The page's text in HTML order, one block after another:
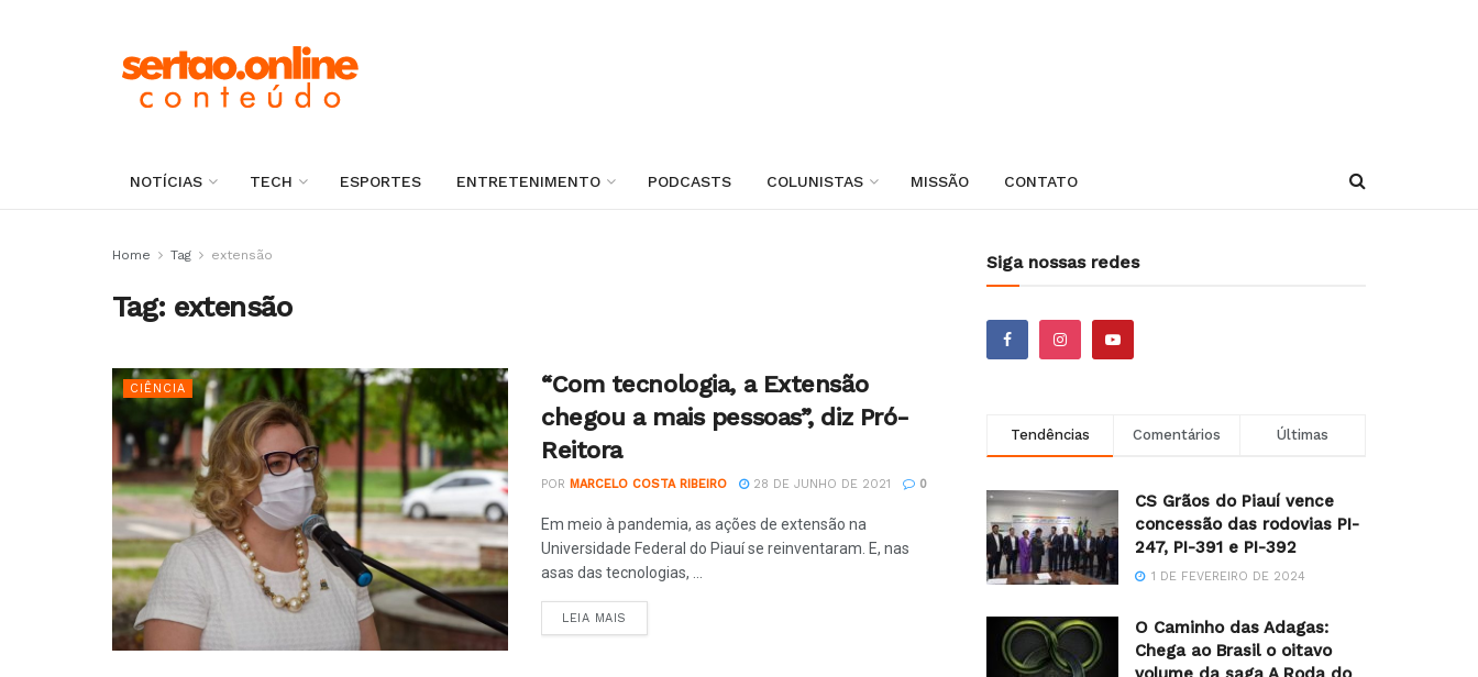
NOTÍCIAS TECH ESPORTES ENTRETENIMENTO PODCASTS COLUNISTAS MISSÃO CONTATO
Home Tag extensão
Tag: extensão
CIÊNCIA
“Com tecnologia, a Extensão
chegou a mais pessoas”, diz Pró-
Reitora
POR MARCELO COSTA RIBEIRO 28 DE JUNHO DE 2021 0
Em meio à pandemia, as ações de extensão na
Universidade Federal do Piauí se reinventaram. E, nas
asas das tecnologias, ...
LEIA MAIS
Siga nossas redes
Tendências Comentários Últimas
CS Grãos do Piauí vence
concessão das rodovias PI-
247, PI-391 e PI-392
1 DE FEVEREIRO DE 2024
O Caminho das Adagas:
Chega ao Brasil o oitavo